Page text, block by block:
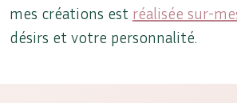
mes créations est réalisée sur-
désirs et votre personnalité.